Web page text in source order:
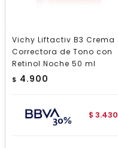
Vichy Liftactiv B3 Crema
Correctora de Tono con
Retinol Noche 50 ml
$ 4.900
$ 3.430